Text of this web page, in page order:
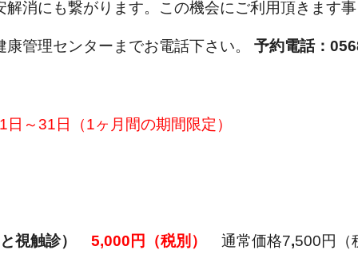
消にも繋がります。この機会にご利用頂きます
管理センターまでお電話下さい。 予約電話：
～31日（1ヶ月間の期間限定）
視触診） 5,000円（税別） 通常価格7,500円（